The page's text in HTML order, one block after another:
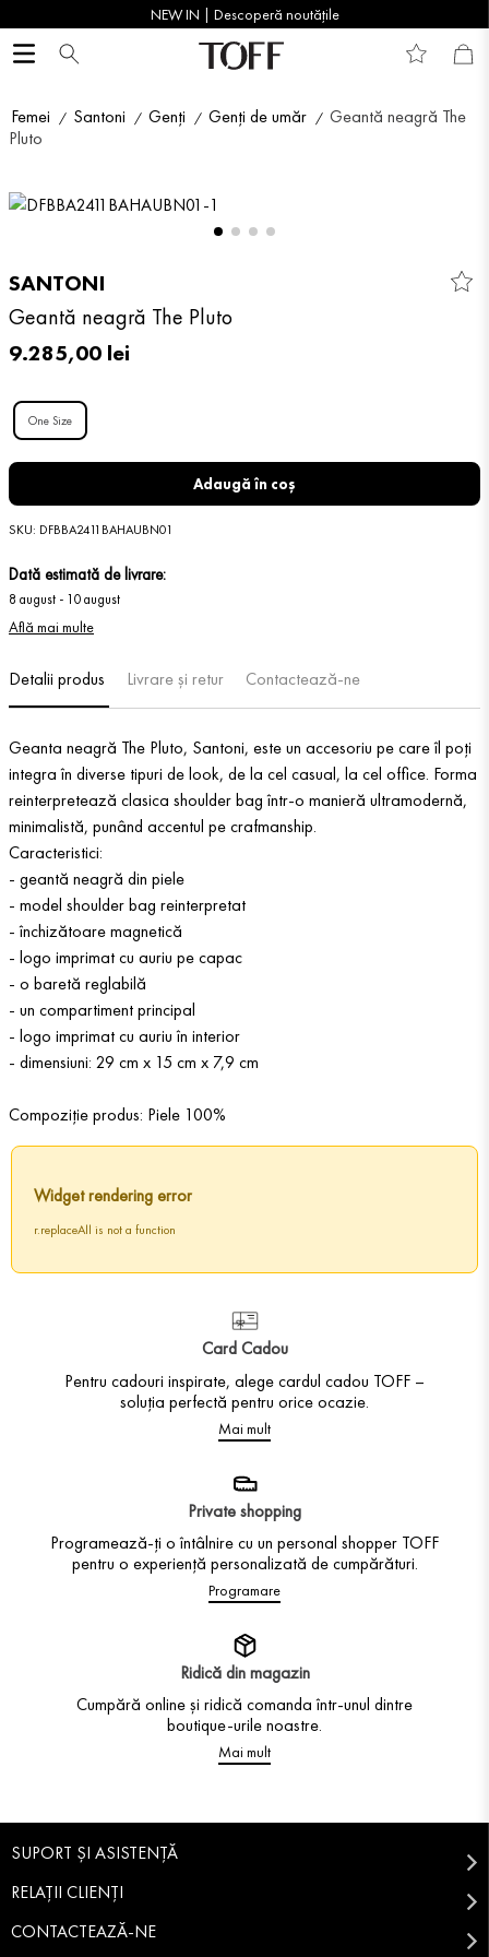
NEW IN | Descoperă noutățile
Femei Santoni Genți Genți de umăr
Geantă neagră The
Pluto
SANTONI
Geantă neagră The Pluto
9.285,00 lei
One Size
Adaugă în coș
SKU: DFBBA2411BAHAUBN01
Dată estimată de livrare:
8 august - 10 august
Află mai multe
Detalii produs Livrare și retur Contactează-ne
Geanta neagră The Pluto, Santoni, este un accesoriu pe care îl poți
integra în diverse tipuri de look, de la cel casual, la cel office. Forma
reinterpretează clasica shoulder bag într-o manieră ultramodernă,
minimalistă, punând accentul pe crafmanship.
Caracteristici:
- geantă neagră din piele
- model shoulder bag reinterpretat
- închizătoare magnetică
- logo imprimat cu auriu pe capac
- o baretă reglabilă
- un compartiment principal
- logo imprimat cu auriu în interior
- dimensiuni: 29 cm x 15 cm x 7,9 cm
Compoziție produs: Piele 100%
Widget rendering error
r.replaceAll is not a function
Card Cadou
Pentru cadouri inspirate, alege cardul cadou TOFF –
soluția perfectă pentru orice ocazie.
Mai mult
Private shopping
Programează-ți o întâlnire cu un personal shopper TOFF
pentru o experiență personalizată de cumpărături.
Programare
Ridică din magazin
Cumpără online și ridică comanda într-unul dintre
boutique-urile noastre.
Mai mult
SUPORT ȘI ASISTENȚĂ
RELAȚII CLIENȚI
CONTACTEAZĂ-NE